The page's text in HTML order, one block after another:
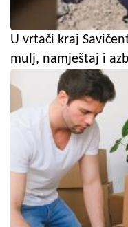
U vrtači kraj
mulj, namještaj i